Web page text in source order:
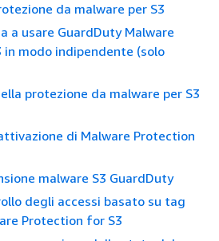
da malware per S3
a usare GuardDuty Malware
modo indipendente (solo
protezione da malware per S3
di Malware Protection
malware S3 GuardDuty
degli accessi basato su tag
Protection for S3